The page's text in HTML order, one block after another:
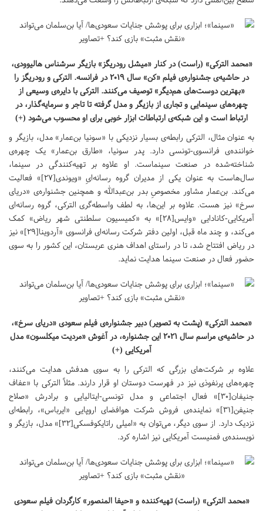
«محمد الترکی» (راست) در کنار «میشل رودریگز» بازیگر سرشناس هالیوودی،
در حاشیه‌ی جشنواره‌ی فیلم «کن» سال ۲۰۱۹ در فرانسه. الترکی و رودریگز را
«بهترین دوست‌های هم‌دیگر» توصیف می‌کنند. الترکی با دایره‌ی وسیعی از
چهره‌های سینمایی و تجاری از بازیگر و مدل گرفته تا تاجر و سرمایه‌گذار، در
ارتباط است و این شبکه‌ی ارتباطات ابزار خوبی برای او محسوب می‌شود (+)
به عنوان مثال، الترکی رابطه‌ی بسیار نزدیکی با «سونیا بن‌عمار» مدل، بازیگر و
خواننده‌ی فرانسوی-تونسی دارد. پدر سونیا، «طارق بن‌عمار» یک چهره‌ی
شناخته‌شده در صنعت سینماست. او علاوه بر تهیه‌کنندگی در سینما،
سال‌هاست به عنوان یکی از مدیران گروه رسانه‌ایِ «ویوندی[۲۷]» فعالیت
می‌کند. بن‌عمار مشاور مخصوصِ بدر بن‌عبدالله و همچنین جشنواره‌ی «دریای
سرخ» نیز هست. علاوه بر این‌ها، به لطف واسطه‌گری الترکی، گروه رسانه‌ای
آمریکایی-کانادایی «وایس[۲۸]» به «کمیسیون سلطنتی شهر ریاض» کمک
می‌کند، و چند ماه قبل، اولین دفتر شرکت رسانه‌ای فرانسوی «آردوینا[۲۹]» نیز
در ریاض افتتاح شد، تا در راستای اهداف هنری عربستان، این کشور را به سوی
حضور فعال در صنعت سینما هدایت نماید.
«محمد الترکی» (پشت به تصویر) دبیر جشنواره‌ی فیلم سعودی «دریای سرخ»،
در حاشیه‌ی مراسم سال ۲۰۲۱ این جشنواره، در آغوش «مردیت میکلسون» مدل
آمریکایی (+)
علاوه بر شرکت‌های بزرگی که الترکی را به سوی هدفش هدایت می‌کنند،
چهره‌های پرنفوذی نیز در فهرست دوستان او قرار دارند. مثلاً الترکی با «عفاف
جنیفان[۳۰]» فعال اجتماعی و مدل تونسی-ایتالیایی و برادرش «صلاح
جنیفن[۳۱]» نماینده‌ی فروش شرکت هوافضای اروپایی «ایرباس»، رابطه‌ای
نزدیک دارد. از سوی دیگر، می‌توان به «امیلی راتایکوفسکی[۳۲]» مدل، بازیگر و
نویسنده‌ی فمنیست آمریکایی نیز اشاره کرد.
«محمد الترکی» (راست) تهیه‌کننده و «حیفا المنصور» کارگردان فیلم سعودی